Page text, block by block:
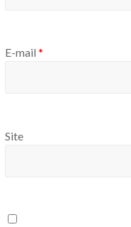
E-mail *
Site